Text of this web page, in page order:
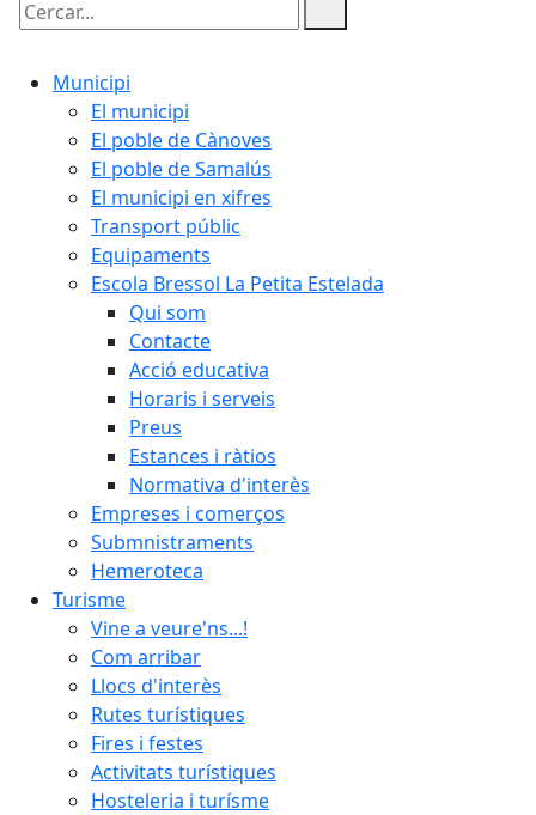
Cercar:
Municipi
El municipi
El poble de Cànoves
El poble de Samalús
El municipi en xifres
Transport públic
Equipaments
Escola Bressol La Petita Estelada
Qui som
Contacte
Acció educativa
Horaris i serveis
Preus
Estances i ràtios
Normativa d'interès
Empreses i comerços
Submnistraments
Hemeroteca
Turisme
Vine a veure'ns...!
Com arribar
Llocs d'interès
Rutes turístiques
Fires i festes
Activitats turístiques
Hosteleria i turísme